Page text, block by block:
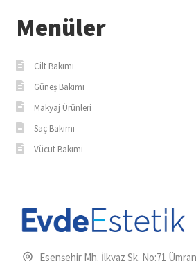
Menüler
Cilt Bakımı
Güneş Bakımı
Makyaj Ürünleri
Saç Bakımı
Vücut Bakımı
Esenşehir Mh. İlkyaz Sk. No:71